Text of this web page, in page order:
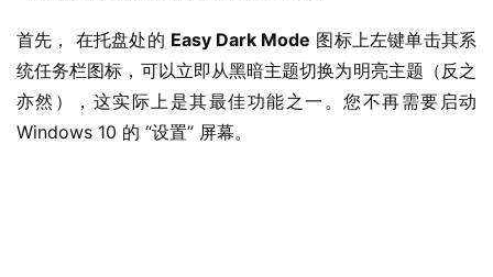
首先， 在托盘处的 Easy Dark Mode 图标上左键单击其系
统任务栏图标，可以立即从黑暗主题切换为明亮主题（反之
亦然），这实际上是其最佳功能之一。您不再需要启动
Windows 10 的 “设置” 屏幕。